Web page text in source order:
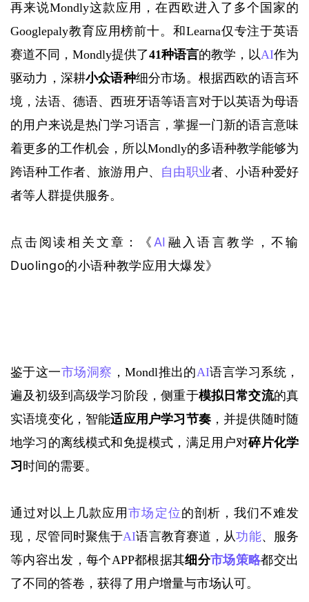
再来说Mondly这款应用，在西欧进入了多个国家的
Googlepaly教育应用榜前十。和Learna仅专注于英语
赛道不同，Mondly提供了41种语言的教学，以AI作为
驱动力，深耕小众语种细分市场。根据西欧的语言环
境，法语、德语、西班牙语等语言对于以英语为母语
的用户来说是热门学习语言，掌握一门新的语言意味
着更多的工作机会，所以Mondly的多语种教学能够为
跨语种工作者、旅游用户、 自由职业者、小语种爱好
者等人群提供服务。
点击阅读相关文章：《 AI 融入语言教学，不输
Duolingo的小语种教学应用大爆发》
鉴于这一市场洞察 ，Mondl推出的AI语言学习系统，
遍及初级到高级学习阶段，侧重于模拟日常交流的真
实语境变化，智能适应用户学习节奏，并提供随时随
地学习的离线模式和免提模式 ，满足用户对碎片化学
习 时间的需要。
通过对以上几款应用市场定位的剖析，我们不难发
现，尽管同时聚焦于AI语言教育赛道，从功能、服务
等内容出发，每个APP都根据其细分市场策略都交出
了不同的答卷，获得了用户增量与市场认可。